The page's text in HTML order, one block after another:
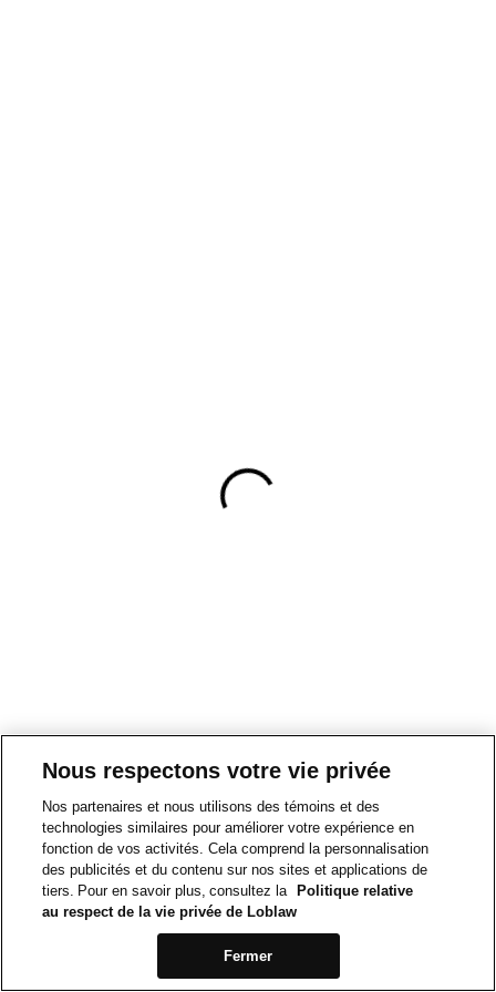
Nous respectons votre vie privée
Nos partenaires et nous utilisons des témoins et des
technologies similaires pour améliorer votre expérience en
fonction de vos activités. Cela comprend la personnalisation
des publicités et du contenu sur nos sites et applications de
tiers. Pour en savoir plus, consultez la
Politique relative
au respect de la vie privée de Loblaw
Fermer